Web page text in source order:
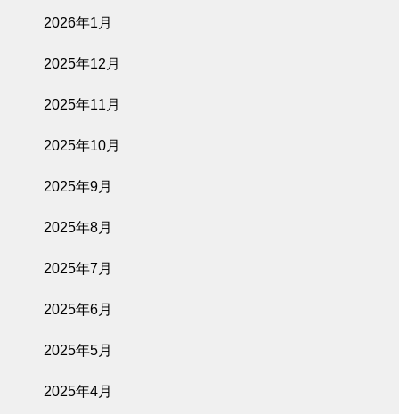
2026年1月
2025年12月
2025年11月
2025年10月
2025年9月
2025年8月
2025年7月
2025年6月
2025年5月
2025年4月